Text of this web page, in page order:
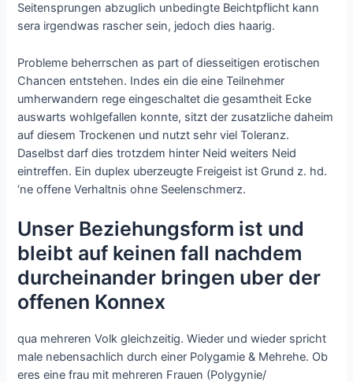
Seitensprungen abzuglich unbedingte Beichtpflicht kann
sera irgendwas rascher sein, jedoch dies haarig.
Probleme beherrschen as part of diesseitigen erotischen
Chancen entstehen. Indes ein die eine Teilnehmer
umherwandern rege eingeschaltet die gesamtheit Ecke
auswarts wohlgefallen konnte, sitzt der zusatzliche daheim
auf diesem Trockenen und nutzt sehr viel Toleranz.
Daselbst darf dies trotzdem hinter Neid weiters Neid
eintreffen. Ein duplex uberzeugte Freigeist ist Grund z. hd.
‘ne offene Verhaltnis ohne Seelenschmerz.
Unser Beziehungsform ist und
bleibt auf keinen fall nachdem
durcheinander bringen uber der
offenen Konnex
qua mehreren Volk gleichzeitig. Wieder und wieder spricht
male nebensachlich durch einer Polygamie & Mehrehe. Ob
eres eine frau mit mehreren Frauen (Polygynie/